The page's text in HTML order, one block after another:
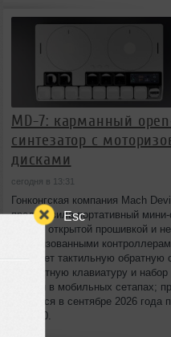
Esc
MD-7: карманный
синтезатор с
дисками
сегодня в 13:31
Гонконгская компания Mach
представила портативный
MD-7 с открытой прошивкой и
моторизованными
сочетает тактильную обратную
компактную клавиатуру и
работы в мобильных сетапах;
начнутся в сентябре 2026 года
£303.00.